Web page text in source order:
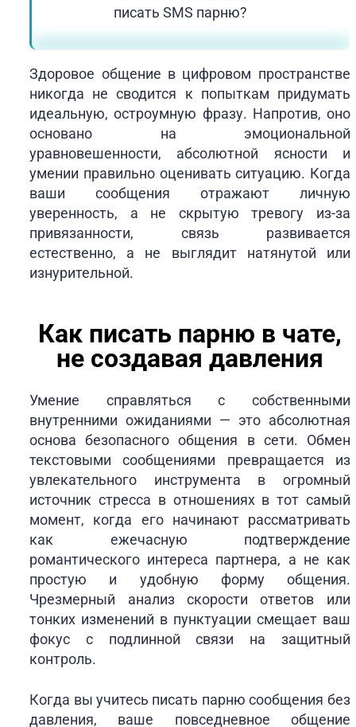
писать SMS парню?
Здоровое общение в цифровом пространстве
никогда не сводится к попыткам придумать
идеальную, остроумную фразу. Напротив, оно
основано на эмоциональной
уравновешенности, абсолютной ясности и
умении правильно оценивать ситуацию. Когда
ваши сообщения отражают личную
уверенность, а не скрытую тревогу из-за
привязанности, связь развивается
естественно, а не выглядит натянутой или
изнурительной.
Как писать парню в чате,
не создавая давления
Умение справляться с собственными
внутренними ожиданиями — это абсолютная
основа безопасного общения в сети. Обмен
текстовыми сообщениями превращается из
увлекательного инструмента в огромный
источник стресса в отношениях в тот самый
момент, когда его начинают рассматривать
как ежечасную подтверждение
романтического интереса партнера, а не как
простую и удобную форму общения.
Чрезмерный анализ скорости ответов или
тонких изменений в пунктуации смещает ваш
фокус с подлинной связи на защитный
контроль.
Когда вы учитесь писать парню сообщения без
давления, ваше повседневное общение